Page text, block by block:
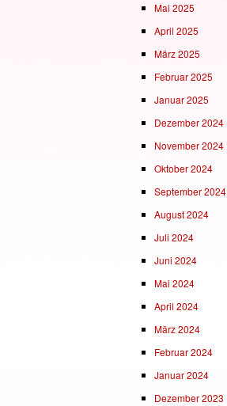
Mai 2025
April 2025
März 2025
Februar 2025
Januar 2025
Dezember 2024
November 2024
Oktober 2024
September 2024
August 2024
Juli 2024
Juni 2024
Mai 2024
April 2024
März 2024
Februar 2024
Januar 2024
Dezember 2023